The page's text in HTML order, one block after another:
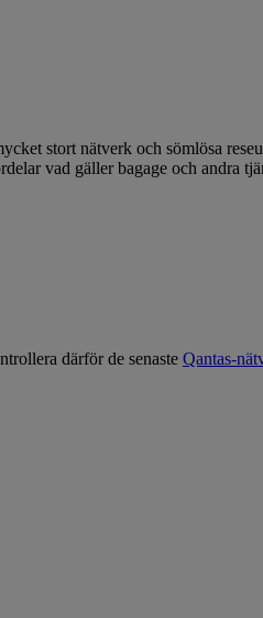
stort nätverk och sömlösa
vad gäller bagage och andra
därför de senaste Qantas-